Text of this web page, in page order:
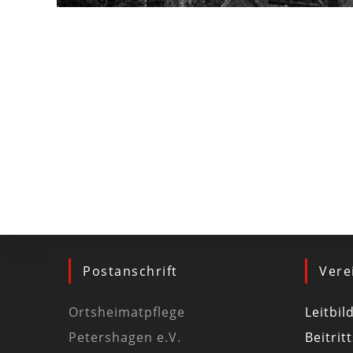
Postanschrift
Ortsheimatpflege
Petershagen e.V.